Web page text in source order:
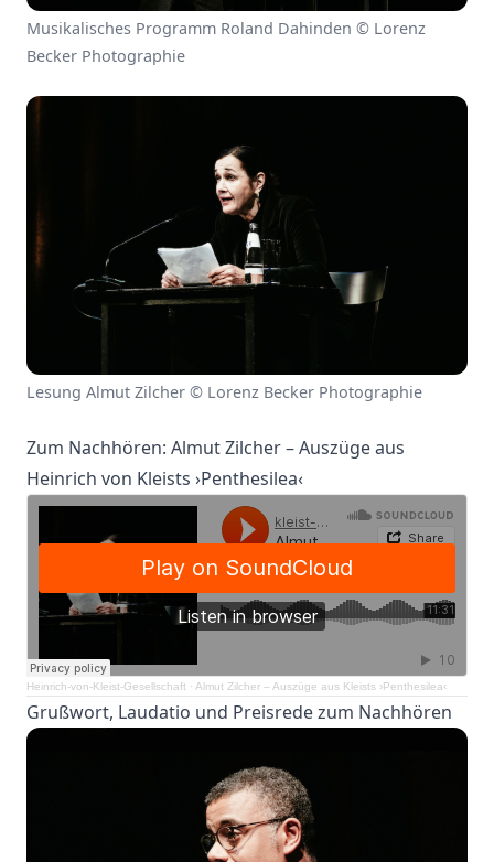
Musikalisches Programm Roland Dahinden © Lorenz
Becker Photographie
Lesung Almut Zilcher © Lorenz Becker Photographie
Zum Nachhören: Almut Zilcher – Auszüge aus
Heinrich von Kleists ›Penthesilea‹
Heinrich-von-Kleist-Gesellschaft · Almut Zilcher – Auszüge aus Kleists ›Penthesilea‹
Grußwort, Laudatio und Preisrede zum Nachhören